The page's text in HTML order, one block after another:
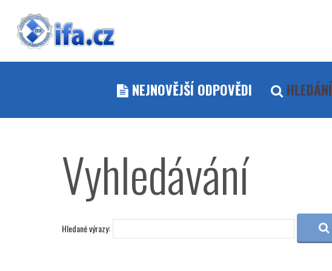
NEJNOVĚJŠÍ ODPOVĚDI HLEDÁNÍ
Vyhledávání
Hledané výrazy: